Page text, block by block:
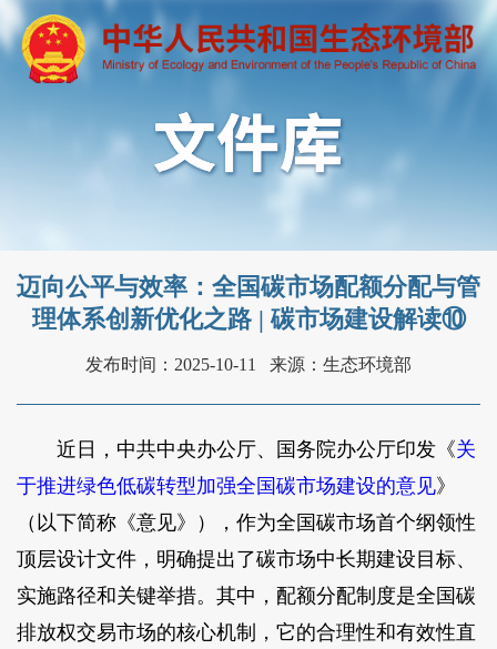
迈向公平与效率：全国碳市场配额分配与管
理体系创新优化之路 | 碳市场建设解读⑩
发布时间：2025-10-11 来源：生态环境部
近日，中共中央办公厅、国务院办公厅印发《关
于推进绿色低碳转型加强全国碳市场建设的意见》
（以下简称《意见》），作为全国碳市场首个纲领性
顶层设计文件，明确提出了碳市场中长期建设目标、
实施路径和关键举措。其中，配额分配制度是全国碳
排放权交易市场的核心机制，它的合理性和有效性直